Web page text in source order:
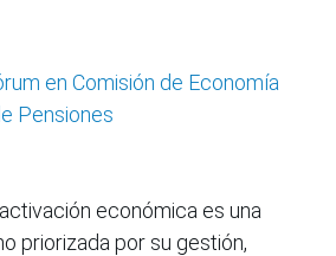
en Comisión de Economía
Pensiones
económica es una
priorizada por su gestión,